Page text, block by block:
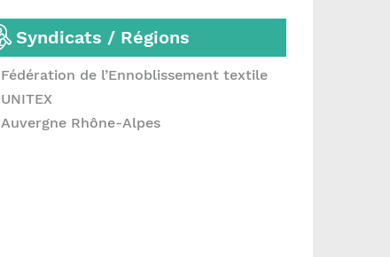
Syndicats / Régions
Fédération de l’Ennoblissement textile
UNITEX
Auvergne Rhône-Alpes